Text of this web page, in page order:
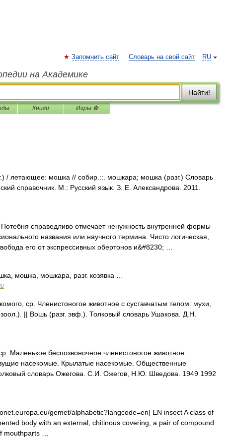
RU
Запомнить сайт Словарь на свой сайт
на Академике
Найти!
Книги Игры ⚽
/ летающее: мошка // собир.::. мошкара; мошка (разг.) Словарь
справочник. М.: Русский язык. З. Е. Александрова. 2011.
справедливо отмечает ненужность внутренней формы
названия или научного термина. Чисто логическая,
его от экспрессивных обертонов и&#8230; …
мошкара, разг. козявка …
ср. Членистоногое животное с суставчатым телом: мухи,
|| Вошь (разг. эвф.). Толковый словарь Ушакова. Д.Н.
беспозвоночное членистоногое животное.
насекомые. Крылатые насекомые. Общественные
словарь Ожегова. С.И. Ожегов, Н.Ю. Шведова. 1949 1992
gemet/alphabetic?langcode=en] EN insect A class of
body with an external, chitinous covering, a pair of compound
mouthparts …